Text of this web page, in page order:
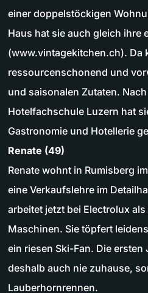
einer doppelstöckigen
Haus hat sie auch gleich ihre
(www.vintagekitchen.ch). Da
ressourcenschonend und
und saisonalen Zutaten.
Hotelfachschule Luzern hat
Gastronomie und Hotellerie
Renate (49)
Renate wohnt in Rumisberg
eine Verkaufslehre im
arbeitet jetzt bei Electrolux
Maschinen. Sie töpfert
ein riesen Ski-Fan. Die
deshalb auch nie zuhause,
Lauberhornrennen.